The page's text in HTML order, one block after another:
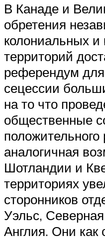
В Канаде и
обретения
колониальных и
территорий
референдум
сецессии
на то что
общественные
положительного
аналогичная
Шотландии и
территориях
сторонников
Уэльс,
Англия. Они как